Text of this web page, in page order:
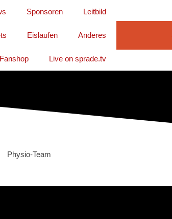
Sponsoren Leitbild
Eislaufen Anderes
Fanshop Live on sprade.tv
Physio-Team